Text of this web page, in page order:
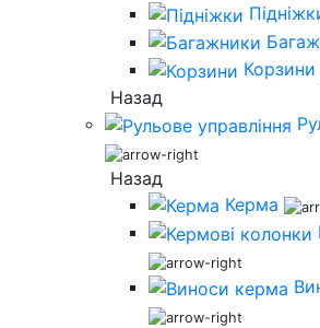
Корзини
Назад
Назад
Керма